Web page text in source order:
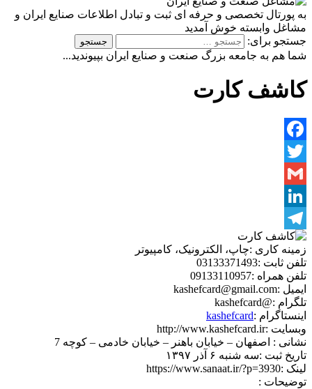
به پورتال تخصصی و حرفه ای ثبت و تبادل اطلاعات صنایع ایران و
مشاغل وابسته خوش آمدید
جستجو برای:
شما هم به جامعه بزرگ صنعت و صنایع ایران بپیوندید...
کاشف کارت
Facebook
Twitter
Gmail
LinkedIn
Telegram
زمینه کاری :چاپ، الکترونیک، کامپیوتر
تلفن ثابت :03133371493
تلفن همراه :09133110957
ایمیل :kashefcard@gmail.com
تلگرام :@kashefcard
اینستاگرام :kashefcard
وبسایت :http://www.kashefcard.ir
نشانی : اصفهان – خیابان باهنر – خیابان خادمی – کوچه 7
تاریخ ثبت :سه شنبه ۶ آذر ۱۳۹۷
لینک :https://www.sanaat.ir/?p=3930
توضیحات :